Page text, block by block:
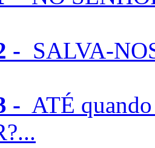
- SALVA-
- ATÉ